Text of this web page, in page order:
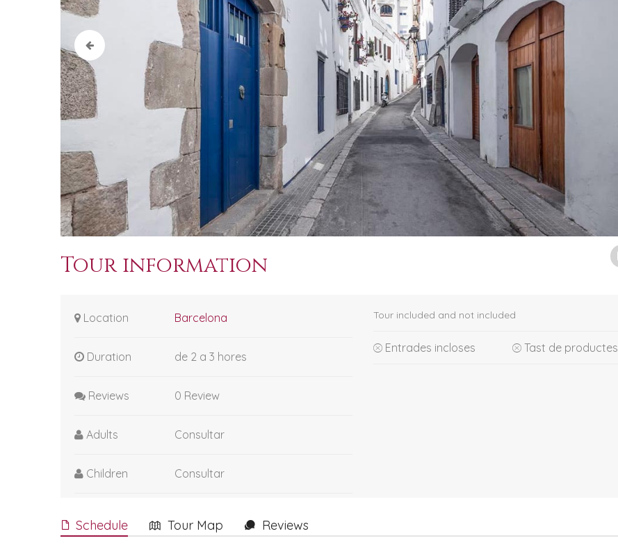
Tour information
Location Barcelona
Duration de 2 a 3 hores
Reviews 0 Review
Adults Consultar
Children Consultar
Tour included and not included
Entrades incloses Tast de productes
Schedule Tour Map Reviews